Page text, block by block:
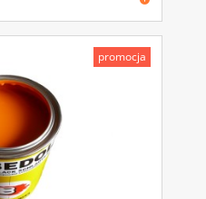
promocja